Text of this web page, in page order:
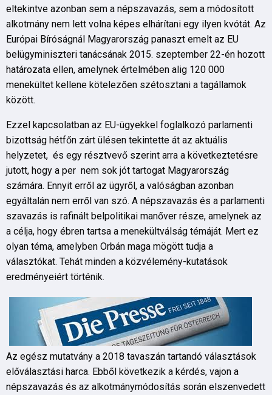
eltekintve azonban sem a népszavazás, sem a módosított
alkotmány nem lett volna képes elhárítani egy ilyen kvótát. Az
Európai Bíróságnál Magyarország panaszt emelt az EU
belügyminiszteri tanácsának 2015. szeptember 22-én hozott
határozata ellen, amelynek értelmében alig 120 000
menekültet kellene kötelezően szétosztani a tagállamok
között.
Ezzel kapcsolatban az EU-ügyekkel foglalkozó parlamenti
bizottság hétfőn zárt ülésen tekintette át az aktuális
helyzetet, és egy résztvevő szerint arra a következtetésre
jutott, hogy a per nem sok jót tartogat Magyarország
számára. Ennyit erről az ügyről, a valóságban azonban
egyáltalán nem erről van szó. A népszavazás és a parlamenti
szavazás is rafinált belpolitikai manőver része, amelynek az
a célja, hogy ébren tartsa a menekültválság témáját. Mert ez
olyan téma, amelyben Orbán maga mögött tudja a
választókat. Tehát minden a közvélemény-kutatások
eredményeiért történik.
Az egész mutatvány a 2018 tavaszán tartandó választások
előválasztási harca. Ebből következik a kérdés, vajon a
népszavazás és az alkotmánymódosítás során elszenvedett